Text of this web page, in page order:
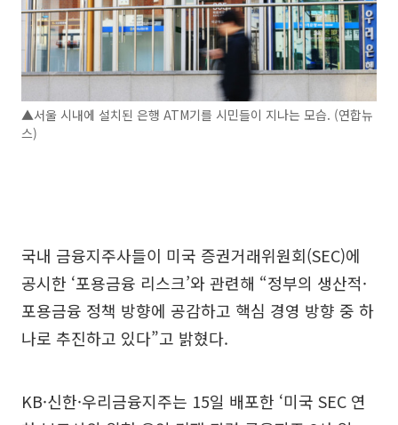
▲서울 시내에 설치된 은행 ATM기를 시민들이 지나는 모습. (연합뉴
스)
국내 금융지주사들이 미국 증권거래위원회(SEC)에
공시한 ‘포용금융 리스크’와 관련해 “정부의 생산적·
포용금융 정책 방향에 공감하고 핵심 경영 방향 중 하
나로 추진하고 있다”고 밝혔다.
KB·신한·우리금융지주는 15일 배포한 ‘미국 SEC 연